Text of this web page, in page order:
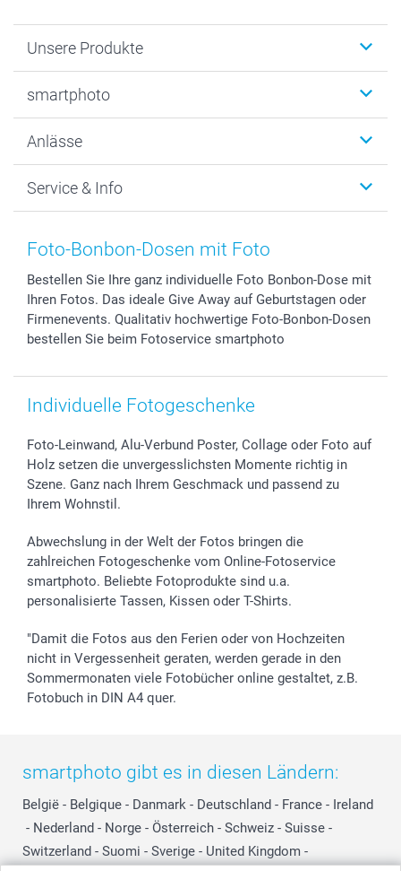
Unsere Produkte
Fotogeschenke
MyNameBook
Fotoabzüge, Fotos als Buch & Poster
Zubehör & Material
Sticker & Etiketten
Geschenk-Gutscheine (PDF)
smartphoto
Warum smartphoto
Datenschutz
AGB
Presse
Partnerprogramme
Investor Relations
Widerrufsrecht
Anlässe
Neujahr
Muttertag
Kommunion & Konfirmation
Hochzeit
Geburtstag
Zu allen Anlässen
Service & Info
Anmelden /Registrieren
Lieferfristen
72h Lieferung
Zahlungsmöglichkeiten
Status der Bestellung
smartfriends
smartbonus
Foto-Bonbon-Dosen mit Foto
Bestellen Sie Ihre ganz individuelle Foto Bonbon-Dose mit
Ihren Fotos. Das ideale Give Away auf Geburtstagen oder
Firmenevents. Qualitativ hochwertige Foto-Bonbon-Dosen
bestellen Sie beim Fotoservice smartphoto
Individuelle Fotogeschenke
Foto-Leinwand, Alu-Verbund Poster, Collage oder Foto auf
Holz setzen die unvergesslichsten Momente richtig in
Szene. Ganz nach Ihrem Geschmack und passend zu
Ihrem Wohnstil.
Abwechslung in der Welt der Fotos bringen die
zahlreichen Fotogeschenke vom Online-Fotoservice
smartphoto. Beliebte Fotoprodukte sind u.a.
personalisierte Tassen, Kissen oder T-Shirts.
"Damit die Fotos aus den Ferien oder von Hochzeiten
nicht in Vergessenheit geraten, werden gerade in den
Sommermonaten viele Fotobücher online gestaltet, z.B.
Fotobuch in DIN A4 quer.
smartphoto gibt es in diesen Ländern:
België - Belgique - Danmark - Deutschland - France - Ireland
- Nederland - Norge - Österreich - Schweiz - Suisse -
Switzerland - Suomi - Sverige - United Kingdom -